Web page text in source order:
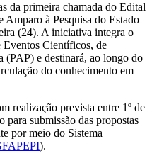
da primeira chamada do Edital
Amparo à Pesquisa do Estado
(24). A iniciativa integra o
Eventos Científicos, de
e destinará, ao longo do
do conhecimento em
realização prevista entre 1º de
submissão das propostas
por meio do Sistema
).